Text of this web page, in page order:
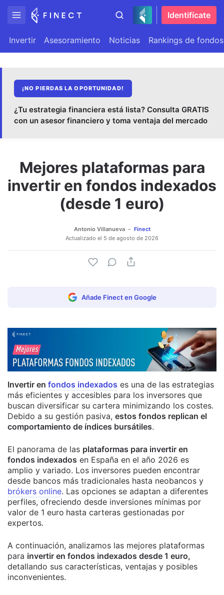
Identifícate
Invertir Asesoramiento Noticias Rankings de fondos
¡NO PIERDAS LA OPORTUNIDAD!
¿Tu estrategia financiera está lista? Consulta GRATIS
con un asesor financiero y toma ventaja del mercado
Mejores plataformas para
invertir en fondos indexados
(desde 1 euro)
Antonio Villanueva
Finect
Actualizado el 5 de agosto de 2026
Añade Finect en Google
Invertir en fondos indexados es una de las estrategias
más eficientes y accesibles para los inversores que
buscan diversificar su cartera minimizando los costes.
Debido a su gestión pasiva, estos fondos replican el
comportamiento de índices bursátiles.
El panorama de las plataformas para invertir en
fondos indexados en España en el año 2026 es
amplio y variado. Los inversores pueden encontrar
desde bancos más tradicionales hasta neobancos y
brókers online. Las opciones se adaptan a diferentes
perfiles, ofreciendo desde inversiones mínimas por
valor de 1 euro hasta carteras gestionadas por
expertos.
A continuación, analizamos las mejores plataformas
para invertir en fondos indexados desde 1 euro,
detallando sus características, ventajas y posibles
inconvenientes.